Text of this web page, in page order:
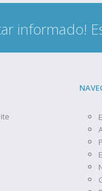
informado!